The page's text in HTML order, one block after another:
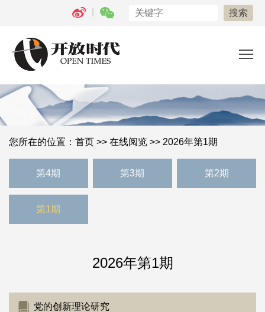
您所在的位置： 首页 >> 在线阅览 >> 2026年第1期
第4期 第3期 第2期
第1期
2026年第1期
党的创新理论研究